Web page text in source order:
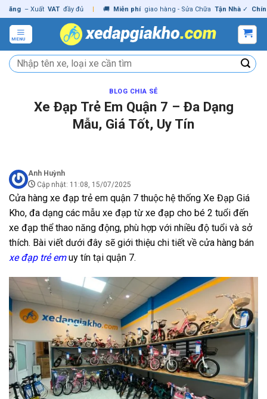
Skip
to
content
– Xuất VAT đầy đủ | 🚚 Miễn phí giao hàng - Sửa Chữa Tận Nhà ✓ Chính
MENU
Tìm
kiếm:
BLOG CHIA SẺ
Xe Đạp Trẻ Em Quận 7 – Đa Dạng
Mẫu, Giá Tốt, Uy Tín
Anh Huỳnh
Cập nhật: 11:08, 15/07/2025
Cửa hàng xe đạp trẻ em quận 7 thuộc hệ thống Xe Đạp Giá
Kho, đa dạng các mẫu xe đạp từ xe đạp cho bé 2 tuổi đến
xe đạp thể thao năng động, phù hợp với nhiều độ tuổi và sở
thích. Bài viết dưới đây sẽ giới thiệu chi tiết về cửa hàng bán
xe đạp trẻ em uy tín tại quận 7.